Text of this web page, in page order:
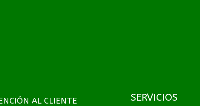
AL CLIENTE SERVICIOS